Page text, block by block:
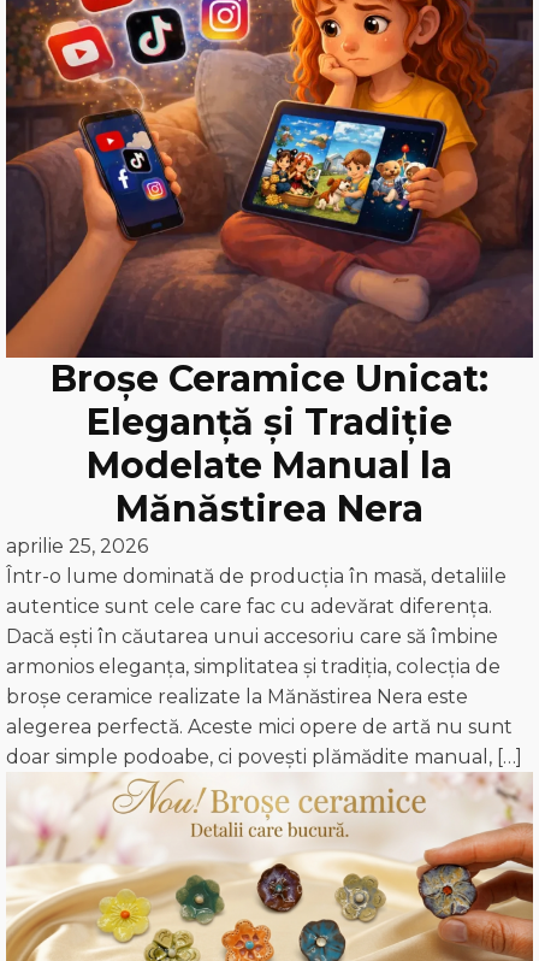
Broșe Ceramice Unicat:
Eleganță și Tradiție
Modelate Manual la
Mănăstirea Nera
aprilie 25, 2026
Într-o lume dominată de producția în masă, detaliile
autentice sunt cele care fac cu adevărat diferența.
Dacă ești în căutarea unui accesoriu care să îmbine
armonios eleganța, simplitatea și tradiția, colecția de
broșe ceramice realizate la Mănăstirea Nera este
alegerea perfectă. Aceste mici opere de artă nu sunt
doar simple podoabe, ci povești plămădite manual, […]